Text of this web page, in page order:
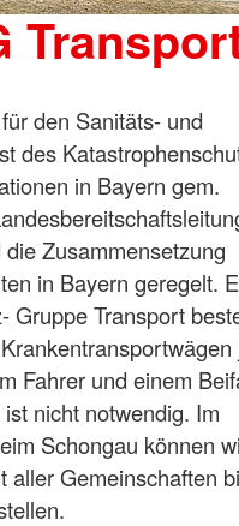
den Sanitäts- und
des
in Bayern gem.
Zusammensetzung
in Bayern geregelt.
Gruppe Transport
Fahrer und einem
nicht notwendig. Im
Schongau können
aller Gemeinschaften